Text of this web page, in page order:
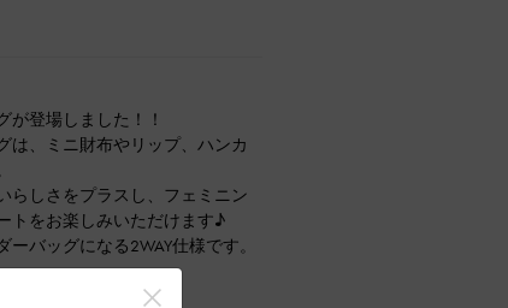
が登場しました！！
は、ミニ財布やリップ、ハンカ
らしさをプラスし、フェミニン
トをお楽しみいただけます♪
バッグになる2WAY仕様です。